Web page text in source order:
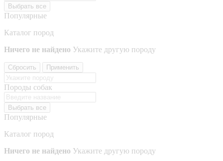
Выбрать все
Популярные
Каталог пород
Ничего не найдено Укажите другую породу
Сбросить Применить
Породы собак
Выбрать все
Популярные
Каталог пород
Ничего не найдено Укажите другую породу